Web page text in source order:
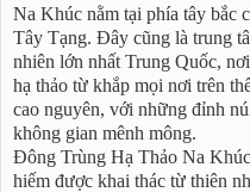
Na Khúc nằm tại phía tây bắc
Tây Tạng. Đây cũng là trung
nhiên lớn nhất Trung Quốc,
hạ thảo từ khắp mọi nơi trên
cao nguyên, với những đỉnh
không gian mênh mông.
Đông Trùng Hạ Thảo Na
hiếm được khai thác từ thiên